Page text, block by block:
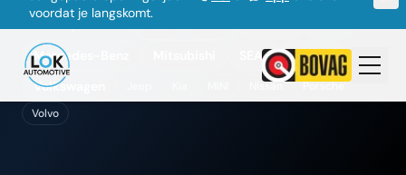
Aanbod per merk:
Mercedes-Benz
SEAT
Toyota
Volkswagen
Nissan
Porsche
Volvo